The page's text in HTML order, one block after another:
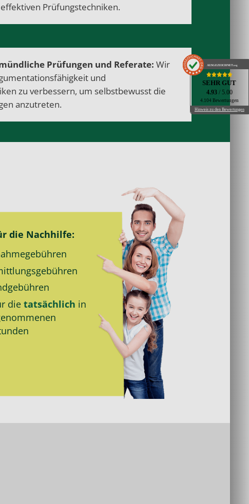
Prüfungstechniken.
Prüfungen und Referate: Wir
und
zu verbessern, um selbstbewusst die
anzutreten.
die Nachhilfe:
die tatsächlich in
AUSGEZEICHNET.org
SEHR GUT
4.93 / 5.00
4.104 Bewertungen
Hinweis zu den Bewertungen